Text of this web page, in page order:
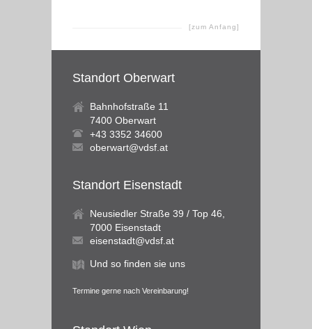
[zum Anfang]
Standort Oberwart
Bahnhofstraße 11
7400 Oberwart
+43 3352 34600
oberwart@vdsf.at
Standort Eisenstadt
Neusiedler Straße 39 / Top 46,
7000 Eisenstadt
eisenstadt@vdsf.at
Und so finden sie uns
Termine gerne nach Vereinbarung!